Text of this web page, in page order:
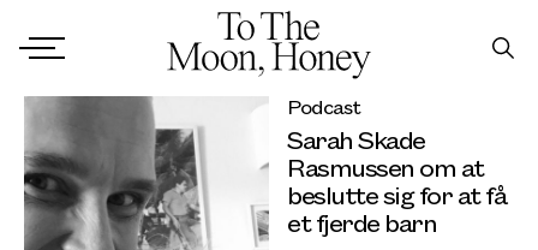
Podcast
Sarah Skade
Rasmussen om at
beslutte sig for at få
et fjerde barn